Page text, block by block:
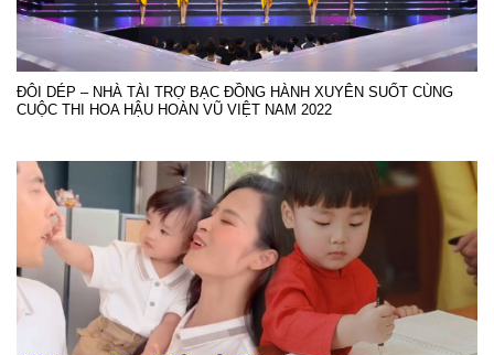
ĐÔI DÉP – NHÀ TÀI TRỢ BẠC ĐỒNG HÀNH XUYÊN SUỐT CÙNG
CUỘC THI HOA HẬU HOÀN VŨ VIỆT NAM 2022